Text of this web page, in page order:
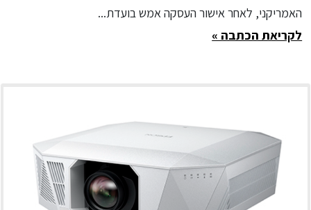
האמריקני, לאחר אישור העסקה אמש בועדת...
לקריאת הכתבה »